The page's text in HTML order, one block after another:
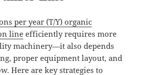
per year (T/Y) organic
lineefficiently requires more
machinery—it also depends
proper equipment layout, and
Here are key strategies to